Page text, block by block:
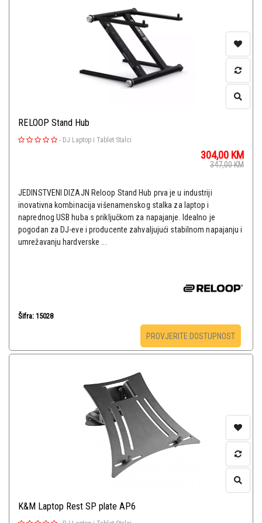
RELOOP Stand Hub
- DJ Laptop i Tablet Stalci
304,00 KM
347,00KM
JEDINSTVENI DIZAJN Reloop Stand Hub prva je u industriji
inovativna kombinacija višenamenskog stalka za laptop i
naprednog USB huba s priključkom za napajanje. Idealno je
pogodan za DJ-eve i producente zahvaljujući stabilnom napajanju i
umrežavanju hardverske ...
Šifra: 15028
PROVJERITE DOSTUPNOST
K&M Laptop Rest SP plate AP6